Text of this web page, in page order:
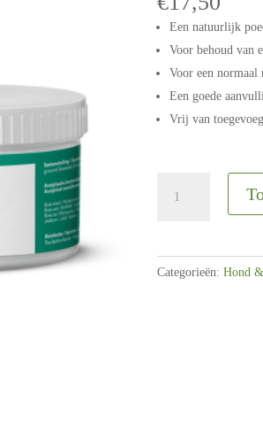
Een natuurlijk
Voor behoud van
Voor een normaal
Een goede
Vrij van
Dental
Categorieën:Hond